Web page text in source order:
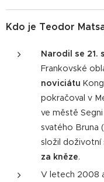
Kdo je Teodor
Narodil se 21.
Frankovské
noviciátu
pokračoval v
ve městě
svatého Bruna
složil doživotní
za kněze.
V letech 2008